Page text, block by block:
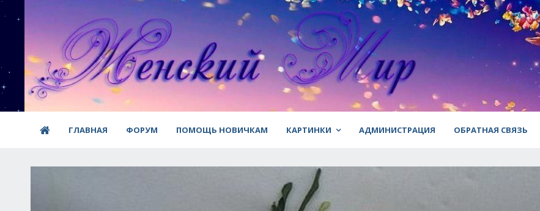
ГЛАВНАЯ ФОРУМ ПОМОЩЬ НОВИЧКАМ КАРТИНКИ АДМИНИСТРАЦИЯ ОБРАТНАЯ СВЯЗЬ